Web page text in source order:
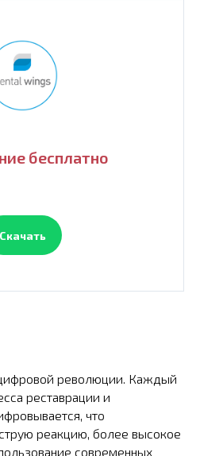
бесплатно
Скачать
революции. Каждый
реставрации и
что
реакцию, более высокое
современных